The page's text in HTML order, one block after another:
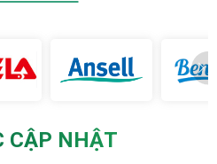
CẬP NHẬT